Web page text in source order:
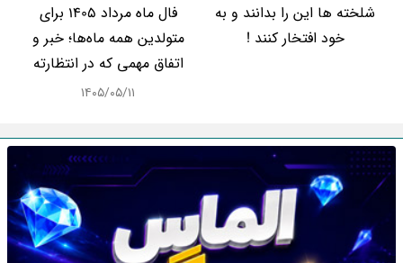
شلخته ها این را بدانند و به
خود افتخار کنند !
فال ماه مرداد 1405 برای
متولدین همه ماه‌ها؛ خبر و
اتفاق مهمی که در انتظارته
۱۴۰۵/۰۵/۱۱